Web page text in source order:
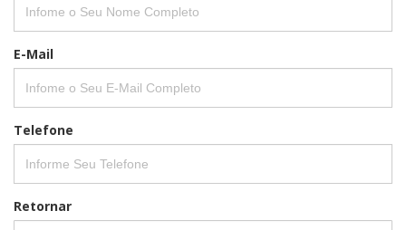
E-Mail
Telefone
Retornar